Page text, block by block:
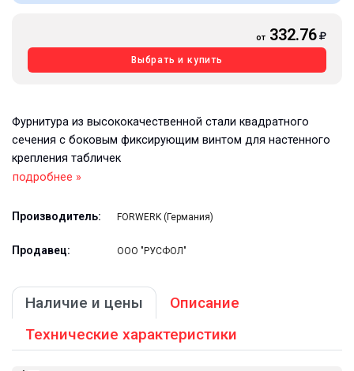
от 332.76
Выбрать и купить
Фурнитура из высококачественной стали квадратного
сечения с боковым фиксирующим винтом для настенного
крепления табличек
подробнее »
Производитель: FORWERK (Германия)
Продавец: ООО "РУСФОЛ"
Наличие и цены
Описание
Технические характеристики